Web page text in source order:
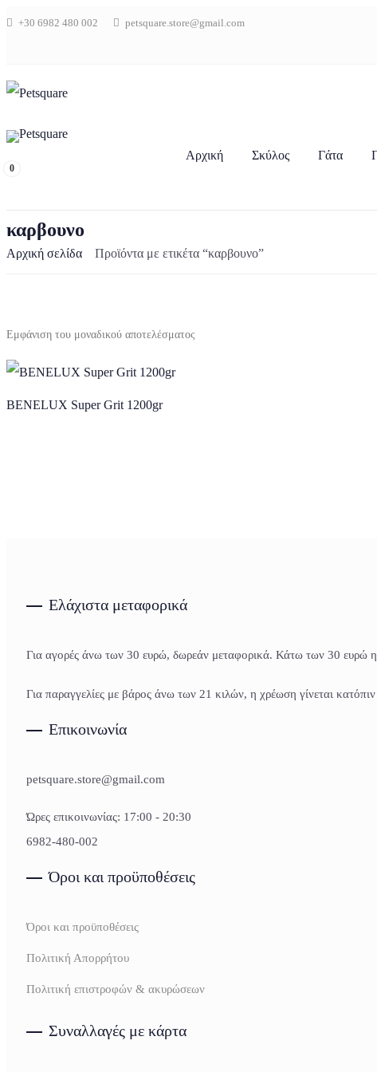
+30 6982 480 002 petsquare.store@gmail.com
Αρχική Σκύλος Γάτα
0
καρβουνο
Αρχική σελίδα Προϊόντα με ετικέτα “καρβουνο”
Εμφάνιση του μοναδικού αποτελέσματος
BENELUX Super Grit 1200gr
Ελάχιστα μεταφορικά
Για αγορές άνω των 30 ευρώ, δωρεάν μεταφορικά. Κάτω των 30 ευρώ
Για παραγγελίες με βάρος άνω των 21 κιλών, η χρέωση γίνεται
Επικοινωνία
petsquare.store@gmail.com
Ώρες επικοινωνίας: 17:00 - 20:30
6982-480-002
Όροι και προϋποθέσεις
Όροι και προϋποθέσεις
Πολιτική Απορρήτου
Πολιτική επιστροφών & ακυρώσεων
Συναλλαγές με κάρτα